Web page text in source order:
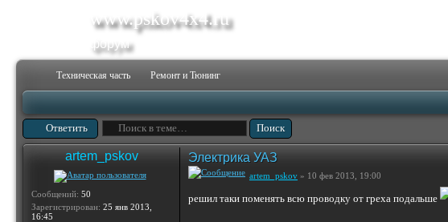
www.pskov4x4.ru
форум
Техническая часть Ремонт и Тюнинг
Ответить
artem_pskov
Сообщений: 50
Зарегистрирован: 25 янв 2013,
16:45
Электрика УАЗ
artem_pskov » 10 фев 2013, 19:00
решил таки поменять всю проводку от греха подальше